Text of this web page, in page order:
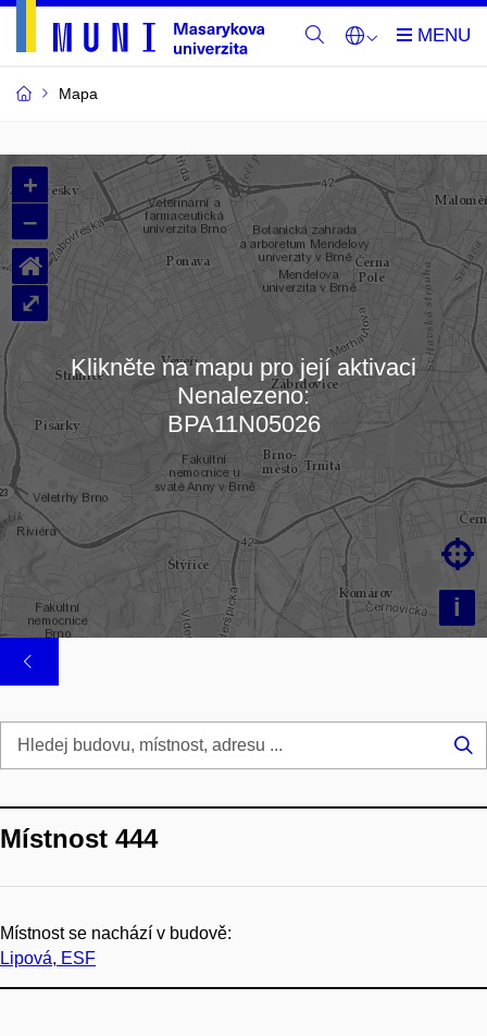
Mapa
Budovy
a
místnosti
MU
Načítám mapu…
+
–
i

⌂
⤢
Klikněte na mapu pro její aktivaci
Nenalezeno:
BPA11N05026
Místnost 444
Místnost se nachází v budově:
Lipová, ESF